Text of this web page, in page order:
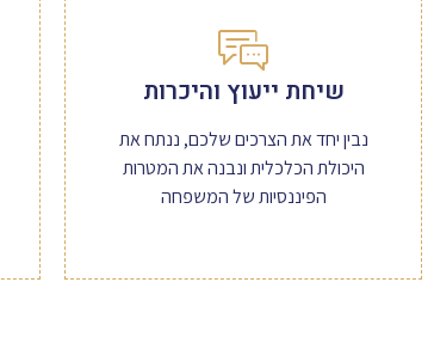
שיחת ייעוץ והיכרות
נבין יחד את הצרכים שלכם, ננתח את
היכולת הכלכלית ונבנה את המטרות
הפיננסיות של המשפחה